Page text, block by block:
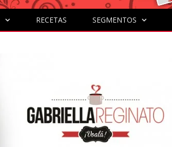
RECETAS SEGMENTOS